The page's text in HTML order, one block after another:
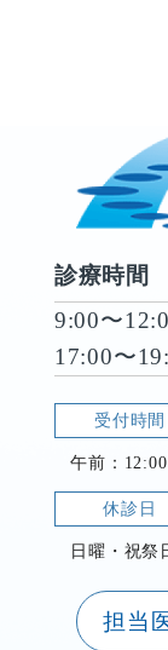
診療時間
9:00〜
17:00〜
受付時間
午前：
休診日
日曜・祝祭
担当